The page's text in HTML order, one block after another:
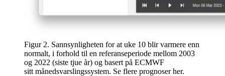
Figur 2. Sannsynligheten for at uke 10 blir varmere enn
normalt, i forhold til en referanseperiode mellom 2003
og 2022 (siste tjue år) og basert på ECMWF
sitt månedsvarslingssystem. Se flere prognoser her.